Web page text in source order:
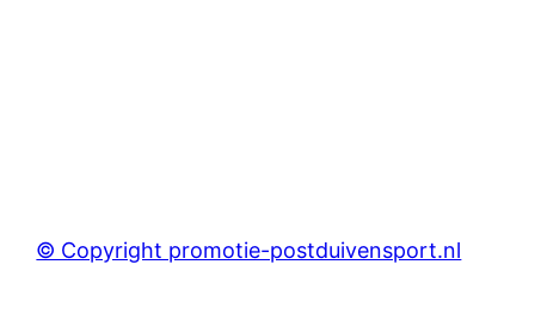
© Copyright promotie-postduivensport.nl